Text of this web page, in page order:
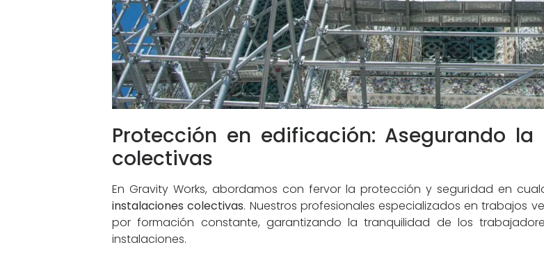
Protección en edificación: Asegurando
colectivas
En Gravity Works, abordamos con fervor la protección y seguridad en
instalaciones colectivas. Nuestros profesionales especializados en trabajos
por formación constante, garantizando la tranquilidad de los
instalaciones.